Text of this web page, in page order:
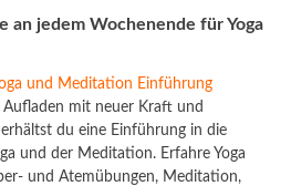
an jedem Wochenende für Yoga
und Meditation Einführung
Aufladen mit neuer Kraft und
du eine Einführung in die
und der Meditation. Erfahre Yoga
und Atemübungen, Meditation,